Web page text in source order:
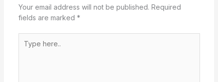
Your email address will not be published. Required
fields are marked *
here..